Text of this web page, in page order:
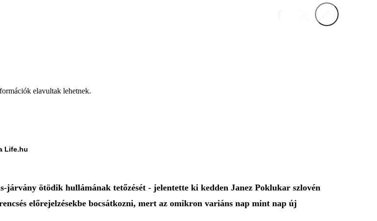
elavultak lehetnek.
Life.hu
ötödik hullámának tetőzését - jelentette ki kedden Janez Poklukar szlovén
előrejelzésekbe bocsátkozni, mert az omikron variáns nap mint nap új